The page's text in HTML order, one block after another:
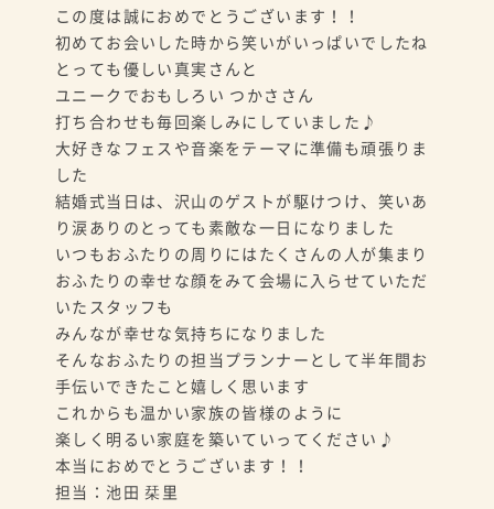
この度は誠におめでとうございます！！
初めてお会いした時から笑いがいっぱいでしたね
とっても優しい真実さんと
ユニークでおもしろい つかささん
打ち合わせも毎回楽しみにしていました♪
大好きなフェスや音楽をテーマに準備も頑張りま
した
結婚式当日は、沢山のゲストが駆けつけ、笑いあ
り涙ありのとっても素敵な一日になりました
いつもおふたりの周りにはたくさんの人が集まり
おふたりの幸せな顔をみて会場に入らせていただ
いたスタッフも
みんなが幸せな気持ちになりました
そんなおふたりの担当プランナーとして半年間お
手伝いできたこと嬉しく思います
これからも温かい家族の皆様のように
楽しく明るい家庭を築いていってください♪
本当におめでとうございます！！
担当：池田 栞里